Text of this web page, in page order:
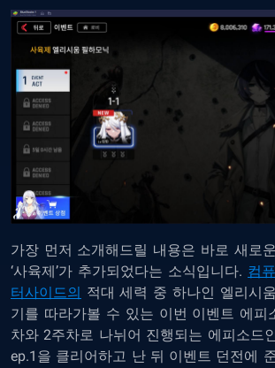
가장 먼저 소개해드릴 내용은 바로 새로
‘사육제’가 추가되었다는 소식입니다. 컴
터사이드의 적대 세력 중 하나인 엘리시
기를 따라가볼 수 있는 이번 이벤트 에피
차와 2주차로 나뉘어 진행되는 에피소드
ep.1을 클리어하고 난 뒤 이벤트 던전에